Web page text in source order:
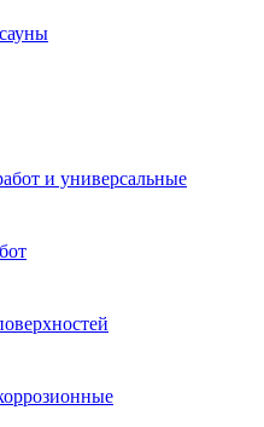
и универсальные